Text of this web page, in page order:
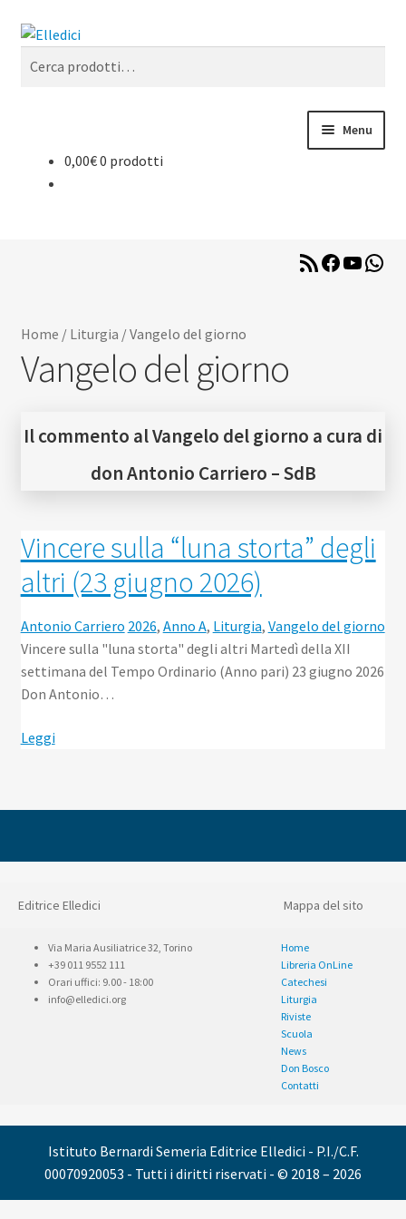
Vai
navigazione
Vai
contenuto
Cerca
Menu
Libreria Online
Riviste
0,00€0 prodotti
RSS Facebook
Home / Liturgia /Vangelo del giorno
Vangelo del giorno
Il commento al Vangelo del giorno a cura di
don Antonio Carriero – SdB
Vincere sulla “luna storta” degli
altri (23 giugno 2026)
Antonio Carriero 2026, Anno A, Liturgia, Vangelo del giorno
Vincere sulla "luna storta" degli altri Martedì della XII
settimana del Tempo Ordinario (Anno pari) 23 giugno 2026
Don Antonio…
Leggi
Editrice Elledici Mappa del sito
Via Maria Ausiliatrice 32, Torino
+39 011 9552 111
Orari uffici: 9.00 - 18:00
info@elledici.org
Home
Libreria OnLine
Catechesi
Liturgia
Riviste
Scuola
News
Don Bosco
Contatti
Istituto Bernardi Semeria Editrice Elledici - P.I./C.F.
00070920053 - Tutti i diritti riservati - © 2018 – 2026